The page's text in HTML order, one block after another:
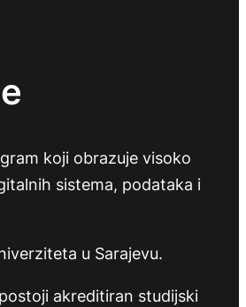
koji obrazuje visoko
sistema, podataka i
u Sarajevu.
akreditiran studijski